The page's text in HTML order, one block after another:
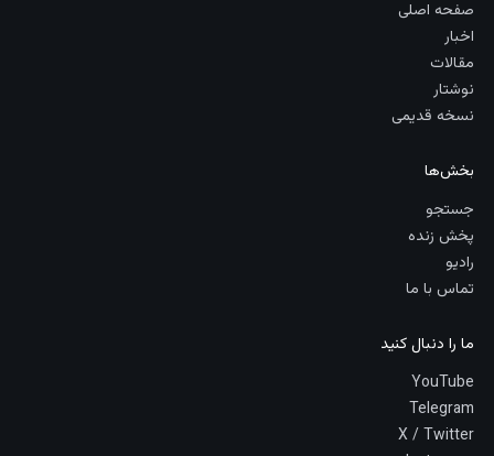
صفحه اصلی
اخبار
مقالات
نوشتار
نسخه قدیمی
بخش‌ها
جستجو
پخش زنده
رادیو
تماس با ما
ما را دنبال کنید
YouTube
Telegram
X / Twitter